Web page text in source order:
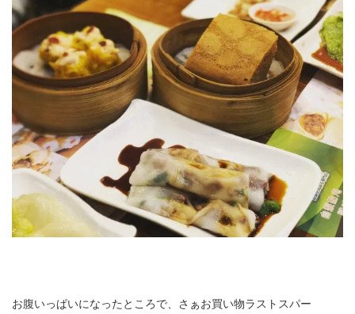
お腹いっぱいになったところで、さぁお買い物ラストスパー